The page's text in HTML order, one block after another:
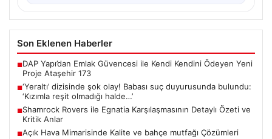
Son Eklenen Haberler
■DAP Yapı’dan Emlak Güvencesi ile Kendi Kendini Ödeyen Yeni
Proje Ataşehir 173
■‘Yeraltı’ dizisinde şok olay! Babası suç duyurusunda bulundu:
‘Kızımla reşit olmadığı halde…’
■Shamrock Rovers ile Egnatia Karşılaşmasının Detaylı Özeti ve
Kritik Anlar
■Açık Hava Mimarisinde Kalite ve bahçe mutfağı Çözümleri